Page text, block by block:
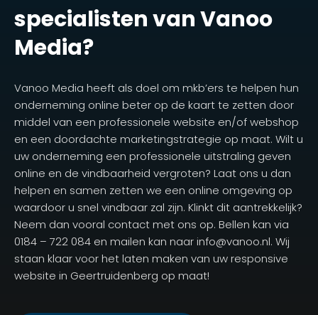
specialisten van Vanoo
Media?
Vanoo Media heeft als doel om mkb’ers te helpen hun
onderneming online beter op de kaart te zetten door
middel van een professionele website en/of webshop
en een doordachte marketingstrategie op maat. Wilt u
uw onderneming een professionele uitstraling geven
online en de vindbaarheid vergroten? Laat ons u dan
helpen en samen zetten we een online omgeving op
waardoor u snel vindbaar zal zijn. Klinkt dit aantrekkelijk?
Neem dan vooral contact met ons op. Bellen kan via
0184 – 722 084 en mailen kan naar info@vanoo.nl. Wij
staan klaar voor het laten maken van uw responsive
website in Geertruidenberg op maat!